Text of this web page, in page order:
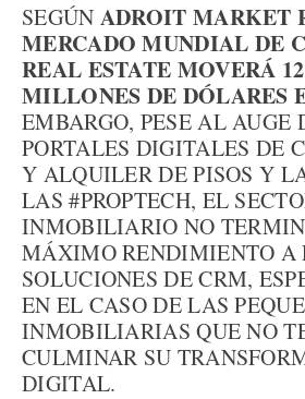
SEGÚN ADROIT MARKET
MERCADO MUNDIAL DE
REAL ESTATE MOVERÁ
MILLONES DE DÓLARES
EMBARGO, PESE AL AUGE
PORTALES DIGITALES DE
Y ALQUILER DE PISOS Y
LAS #PROPTECH, EL
INMOBILIARIO NO
MÁXIMO RENDIMIENTO A
SOLUCIONES DE CRM,
EN EL CASO DE LAS
INMOBILIARIAS QUE NO
CULMINAR SU
DIGITAL.